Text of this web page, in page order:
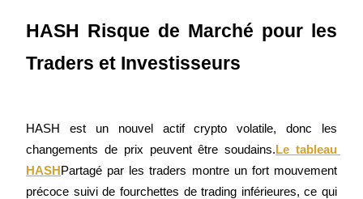
BTC New User Exclusive: 6.5% APR
BTC Flexible Staking | Daily Rewards
HASH Risque de Marché pour les
Traders et Investisseurs
HASH est un nouvel actif crypto volatile, donc les
changements de prix peuvent être soudains. Le tableau
HASH Partagé par les traders montre un fort mouvement
précoce suivi de fourchettes de trading inférieures, ce qui